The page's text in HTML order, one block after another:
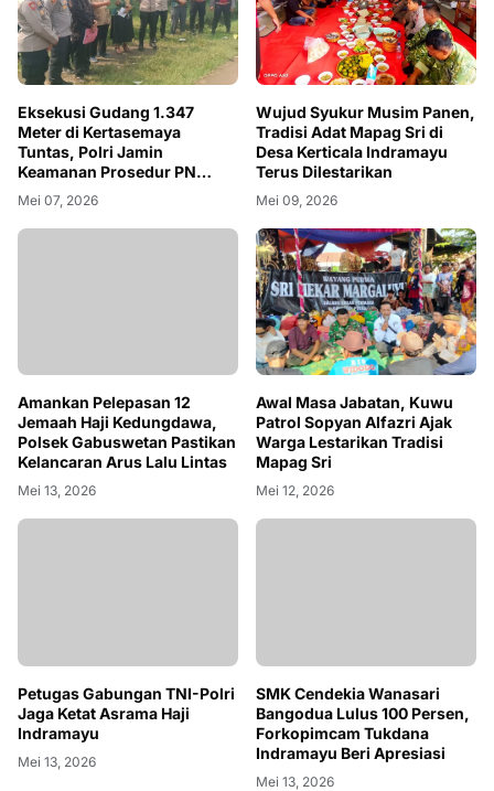
Eksekusi Gudang 1.347
Meter di Kertasemaya
Tuntas, Polri Jamin
Keamanan Prosedur PN
Indramayu
Mei 07, 2026
Wujud Syukur Musim Panen,
Tradisi Adat Mapag Sri di
Desa Kerticala Indramayu
Terus Dilestarikan
Mei 09, 2026
Amankan Pelepasan 12
Jemaah Haji Kedungdawa,
Polsek Gabuswetan Pastikan
Kelancaran Arus Lalu Lintas
Mei 13, 2026
Awal Masa Jabatan, Kuwu
Patrol Sopyan Alfazri Ajak
Warga Lestarikan Tradisi
Mapag Sri
Mei 12, 2026
Petugas Gabungan TNI-Polri
Jaga Ketat Asrama Haji
Indramayu
Mei 13, 2026
SMK Cendekia Wanasari
Bangodua Lulus 100 Persen,
Forkopimcam Tukdana
Indramayu Beri Apresiasi
Mei 13, 2026